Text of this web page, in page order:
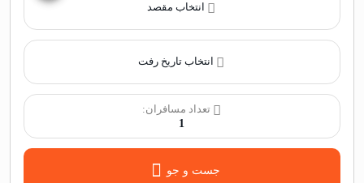
انتخاب مقصد
تعداد مسافران:
1
جست و جو